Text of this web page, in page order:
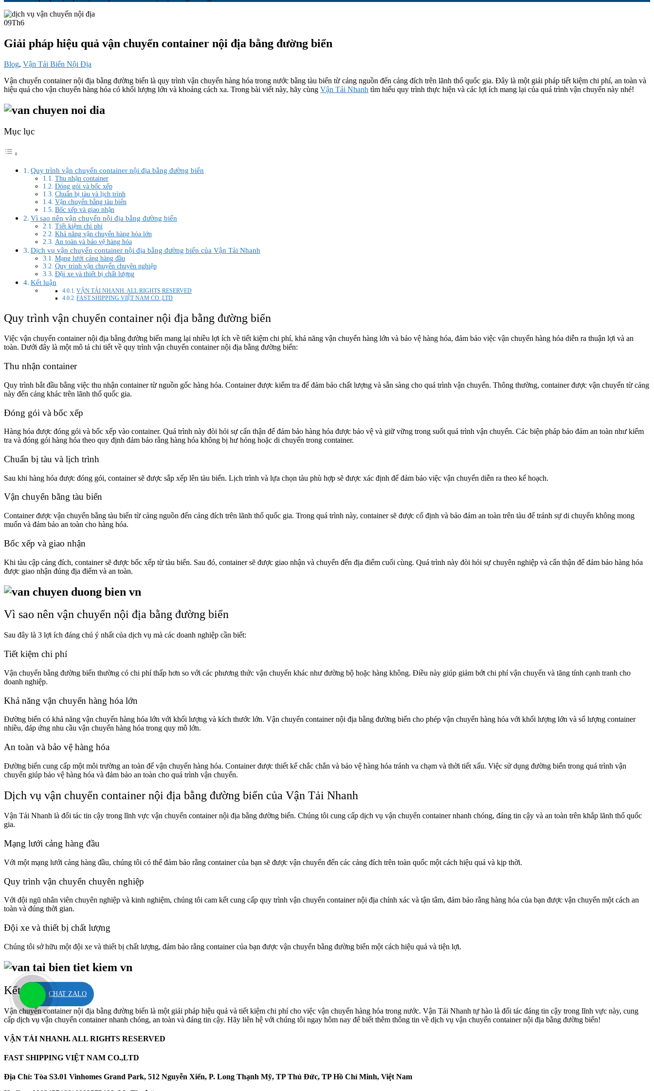
09Th6
Giải pháp hiệu quả vận chuyển container nội địa bằng đường biển
Blog, Vận Tải Biển Nội Địa
Vận chuyển container nội địa bằng đường biển là quy trình vận chuyển hàng hóa trong nước bằng tàu biển từ cảng nguồn đến cảng đích trên lãnh thổ quốc gia. Đây là một giải pháp tiết kiệm chi phí, an toàn và
hiệu quả cho vận chuyển hàng hóa có khối lượng lớn và khoảng cách xa. Trong bài viết này, hãy cùng Vận Tải Nhanh tìm hiểu quy trình thực hiện và các lợi ích mang lại của quá trình vận chuyển này nhé!
Mục lục
Quy trình vận chuyển container nội địa bằng đường biển
Thu nhận container
Đóng gói và bốc xếp
Chuẩn bị tàu và lịch trình
Vận chuyển bằng tàu biển
Bốc xếp và giao nhận
Vì sao nên vận chuyển nội địa bằng đường biển
Tiết kiệm chi phí
Khả năng vận chuyển hàng hóa lớn
An toàn và bảo vệ hàng hóa
Dịch vụ vận chuyển container nội địa bằng đường biển của Vận Tải Nhanh
Mạng lưới cảng hàng đầu
Quy trình vận chuyển chuyên nghiệp
Đội xe và thiết bị chất lượng
Kết luận
VẬN TẢI NHANH. ALL RIGHTS RESERVED
FAST SHIPPING VIỆT NAM CO.,LTD
Quy trình vận chuyển container nội địa bằng đường biển
Việc vận chuyển container nội địa bằng đường biển mang lại nhiều lợi ích về tiết kiệm chi phí, khả năng vận chuyển hàng lớn và bảo vệ hàng hóa, đảm bảo việc vận chuyển hàng hóa diễn ra thuận lợi và an
toàn. Dưới đây là một mô tả chi tiết về quy trình vận chuyển container nội địa bằng đường biển:
Thu nhận container
Quy trình bắt đầu bằng việc thu nhận container từ nguồn gốc hàng hóa. Container được kiểm tra để đảm bảo chất lượng và sẵn sàng cho quá trình vận chuyển. Thông thường, container được vận chuyển từ cảng
này đến cảng khác trên lãnh thổ quốc gia.
Đóng gói và bốc xếp
Hàng hóa được đóng gói và bốc xếp vào container. Quá trình này đòi hỏi sự cẩn thận để đảm bảo hàng hóa được bảo vệ và giữ vững trong suốt quá trình vận chuyển. Các biện pháp bảo đảm an toàn như kiểm
tra và đóng gói hàng hóa theo quy định đảm bảo rằng hàng hóa không bị hư hỏng hoặc di chuyển trong container.
Chuẩn bị tàu và lịch trình
Sau khi hàng hóa được đóng gói, container sẽ được sắp xếp lên tàu biển. Lịch trình và lựa chọn tàu phù hợp sẽ được xác định để đảm bảo việc vận chuyển diễn ra theo kế hoạch.
Vận chuyển bằng tàu biển
Container được vận chuyển bằng tàu biển từ cảng nguồn đến cảng đích trên lãnh thổ quốc gia. Trong quá trình này, container sẽ được cố định và bảo đảm an toàn trên tàu để tránh sự di chuyển không mong
muốn và đảm bảo an toàn cho hàng hóa.
Bốc xếp và giao nhận
Khi tàu cập cảng đích, container sẽ được bốc xếp từ tàu biển. Sau đó, container sẽ được giao nhận và chuyển đến địa điểm cuối cùng. Quá trình này đòi hỏi sự chuyên nghiệp và cẩn thận để đảm bảo hàng hóa
được giao nhận đúng địa điểm và an toàn.
Vì sao nên vận chuyển nội địa bằng đường biển
Sau đây là 3 lợi ích đáng chú ý nhất của dịch vụ mà các doanh nghiệp cần biết:
Tiết kiệm chi phí
Vận chuyển bằng đường biển thường có chi phí thấp hơn so với các phương thức vận chuyển khác như đường bộ hoặc hàng không. Điều này giúp giảm bớt chi phí vận chuyển và tăng tính cạnh tranh cho
doanh nghiệp.
Khả năng vận chuyển hàng hóa lớn
Đường biển có khả năng vận chuyển hàng hóa lớn với khối lượng và kích thước lớn. Vận chuyển container nội địa bằng đường biển cho phép vận chuyển hàng hóa với khối lượng lớn và số lượng container
nhiều, đáp ứng nhu cầu vận chuyển hàng hóa trong quy mô lớn.
An toàn và bảo vệ hàng hóa
Đường biển cung cấp một môi trường an toàn để vận chuyển hàng hóa. Container được thiết kế chắc chắn và bảo vệ hàng hóa tránh va chạm và thời tiết xấu. Việc sử dụng đường biển trong quá trình vận
chuyển giúp bảo vệ hàng hóa và đảm bảo an toàn cho quá trình vận chuyển.
Dịch vụ vận chuyển container nội địa bằng đường biển của Vận Tải Nhanh
Vận Tải Nhanh là đối tác tin cậy trong lĩnh vực vận chuyển container nội địa bằng đường biển. Chúng tôi cung cấp dịch vụ vận chuyển container nhanh chóng, đáng tin cậy và an toàn trên khắp lãnh thổ quốc
gia.
Mạng lưới cảng hàng đầu
Với một mạng lưới cảng hàng đầu, chúng tôi có thể đảm bảo rằng container của bạn sẽ được vận chuyển đến các cảng đích trên toàn quốc một cách hiệu quả và kịp thời.
Quy trình vận chuyển chuyên nghiệp
Với đội ngũ nhân viên chuyên nghiệp và kinh nghiệm, chúng tôi cam kết cung cấp quy trình vận chuyển container nội địa chính xác và tận tâm, đảm bảo rằng hàng hóa của bạn được vận chuyển một cách an
toàn và đúng thời gian.
Đội xe và thiết bị chất lượng
Chúng tôi sở hữu một đội xe và thiết bị chất lượng, đảm bảo rằng container của bạn được vận chuyển bằng đường biển một cách hiệu quả và tiện lợi.
Kết luận
Vận chuyển container nội địa bằng đường biển là một giải pháp hiệu quả và tiết kiệm chi phí cho việc vận chuyển hàng hóa trong nước. Vận Tải Nhanh tự hào là đối tác đáng tin cậy trong lĩnh vực này, cung
cấp dịch vụ vận chuyển container nhanh chóng, an toàn và đáng tin cậy. Hãy liên hệ với chúng tôi ngay hôm nay để biết thêm thông tin về dịch vụ vận chuyển container nội địa bằng đường biển!
VẬN TẢI NHANH. ALL RIGHTS RESERVED
FAST SHIPPING VIỆT NAM CO.,LTD
Địa Chỉ: Tòa S3.01 Vinhomes Grand Park, 512 Nguyễn Xiển, P. Long Thạnh Mỹ, TP Thủ Đức, TP Hồ Chí Minh, Việt Nam
CHAT ZALO